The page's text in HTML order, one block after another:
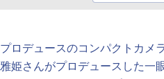
ロデュースのコンパクトカメ
姫さんがプロデュースした一